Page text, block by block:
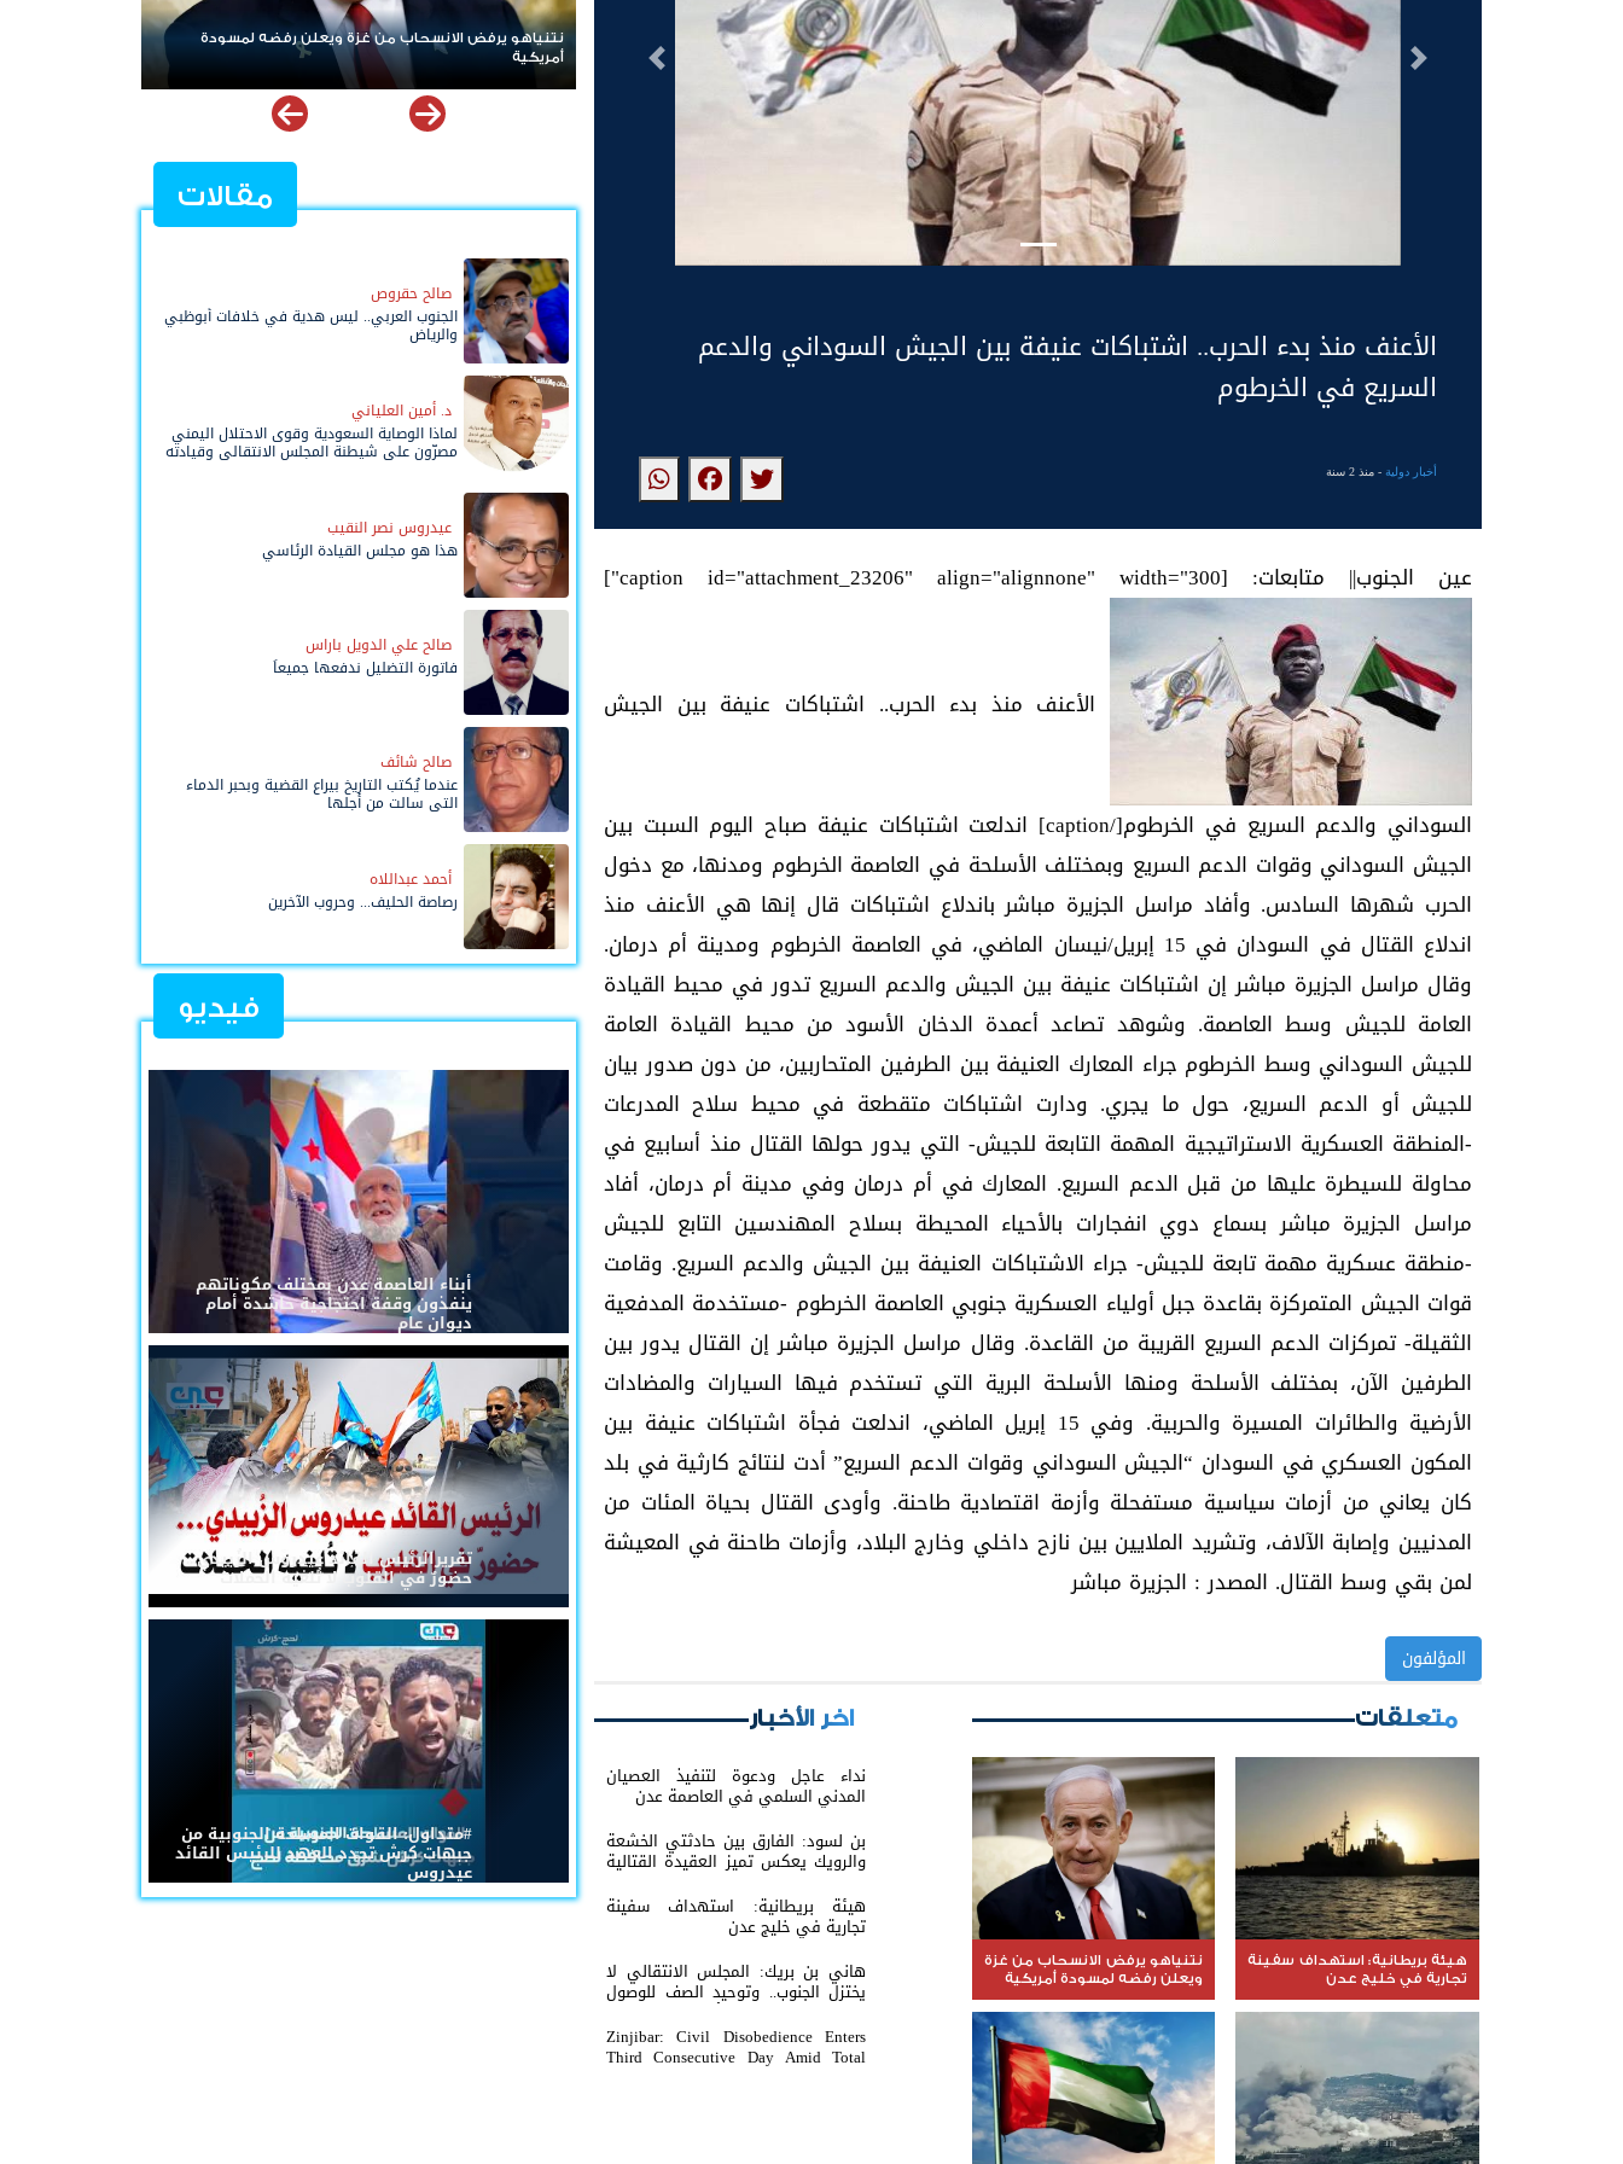
التالى السابق
الأعنف منذ بدء الحرب.. اشتباكات عنيفة بين الجيش السوداني والدعم
السريع في الخرطوم
أخبار دولية- منذ 2 سنة
عين الجنوب|| متابعات: [caption id="attachment_23206" align="alignnone" width="300"]
الأعنف منذ بدء الحرب.. اشتباكات عنيفة بين الجيش
السوداني والدعم السريع في الخرطوم[/caption] اندلعت اشتباكات عنيفة صباح اليوم السبت بين
الجيش السوداني وقوات الدعم السريع وبمختلف الأسلحة في العاصمة الخرطوم ومدنها، مع دخول
الحرب شهرها السادس. وأفاد مراسل الجزيرة مباشر باندلاع اشتباكات قال إنها هي الأعنف منذ
اندلاع القتال في السودان في 15 إبريل/نيسان الماضي، في العاصمة الخرطوم ومدينة أم درمان.
وقال مراسل الجزيرة مباشر إن اشتباكات عنيفة بين الجيش والدعم السريع تدور في محيط القيادة
العامة للجيش وسط العاصمة. وشوهد تصاعد أعمدة الدخان الأسود من محيط القيادة العامة
للجيش السوداني وسط الخرطوم جراء المعارك العنيفة بين الطرفين المتحاربين، من دون صدور بيان
للجيش أو الدعم السريع، حول ما يجري. ودارت اشتباكات متقطعة في محيط سلاح المدرعات
-المنطقة العسكرية الاستراتيجية المهمة التابعة للجيش- التي يدور حولها القتال منذ أسابيع في
محاولة للسيطرة عليها من قبل الدعم السريع. المعارك في أم درمان وفي مدينة أم درمان، أفاد
مراسل الجزيرة مباشر بسماع دوي انفجارات بالأحياء المحيطة بسلاح المهندسين التابع للجيش
-منطقة عسكرية مهمة تابعة للجيش- جراء الاشتباكات العنيفة بين الجيش والدعم السريع. وقامت
قوات الجيش المتمركزة بقاعدة جبل أولياء العسكرية جنوبي العاصمة الخرطوم -مستخدمة المدفعية
الثقيلة- تمركزات الدعم السريع القريبة من القاعدة. وقال مراسل الجزيرة مباشر إن القتال يدور بين
الطرفين الآن، بمختلف الأسلحة ومنها الأسلحة البرية التي تستخدم فيها السيارات والمضادات
الأرضية والطائرات المسيرة والحربية. وفي 15 إبريل الماضي، اندلعت فجأة اشتباكات عنيفة بين
المكون العسكري في السودان “الجيش السوداني وقوات الدعم السريع” أدت لنتائج كارثية في بلد
كان يعاني من أزمات سياسية مستفحلة وأزمة اقتصادية طاحنة. وأودى القتال بحياة المئات من
المدنيين وإصابة الآلاف، وتشريد الملايين بين نازح داخلي وخارج البلاد، وأزمات طاحنة في المعيشة
لمن بقي وسط القتال. المصدر : الجزيرة مباشر
المؤلفون
متعلقات
هيئة بريطانية: استهداف سفينة
تجارية في خليج عدن
نتنياهو يرفض الانسحاب من غزة
ويعلن رفضه لمسودة أمريكية
اخر الأخبار
نداء عاجل ودعوة لتنفيذ العصيان
المدني السلمي في العاصمة عدن
بن لسود: الفارق بين حادثتي الخشعة
والرويك يعكس تميز العقيدة القتالية
هيئة بريطانية: استهداف سفينة
تجارية في خليج عدن
هاني بن بريك: المجلس الانتقالي لا
يختزل الجنوب.. وتوحيد الصف للوصول
لاستعادة الدولة أولوية تفرضها
الحكمة
Zinjibar: Civil Disobedience Enters
Third Consecutive Day Amid Total
نتنياهو يرفض الانسحاب من غزة ويعلن رفضه لمسودة
أمريكية
ردا على «خروقات» حزب الله.. إسرائيل تشن
لبنان
مقالات
صالح حقروص
الجنوب العربي.. ليس هدية في خلافات أبوظبي
والرياض
د. أمين العلياني
لماذا الوصاية السعودية وقوى الاحتلال اليمني
مصرّون على شيطنة المجلس الانتقالي وقيادته
عيدروس نصر النقيب
هذا هو مجلس القيادة الرئاسي
صالح علي الدويل باراس
فاتورة التضليل ندفعها جميعاً
صالح شائف
عندما يُكتب التاريخ بيراع القضية وبحبر الدماء
التي سالت من أجلها
أحمد عبداللاه
رصاصة الحليف... وحروب الآخرين
فيديو
أبناء العاصمة عدن بمختلف مكوناتهم
ينفذون وقفة احتجاجية حاشدة أمام
ديوان عام
تقريرالرئيس القائد عيدروس الزُبيدي...
حضورٌ في القلوب لا تُلغيه الحملات
#متداول: القوات المسلحة الجنوبية من
جبهات كرش تجدد العهد للرئيس القائد
عيدروس